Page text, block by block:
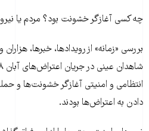
چه کسی آغازگر خشونت بود؟ مردم یا
بررسی «زمانه» از رویدادها، خبرها،
انتظامی و امنیتی آغازگر خشونت­‌ها و
دادن به اعتراض‌ها بودند.